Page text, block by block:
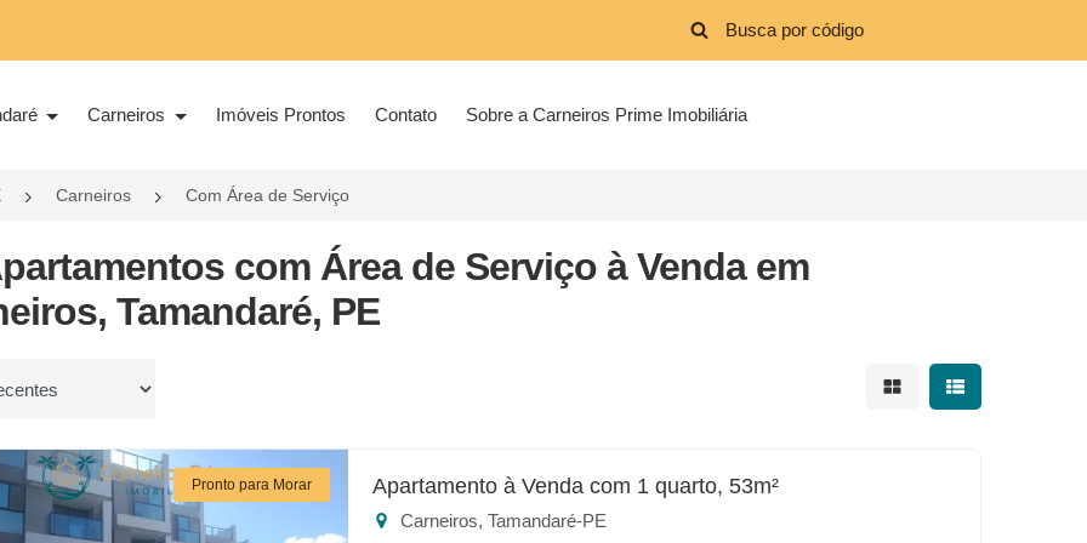
Carneiros Imóveis Prontos Contato Sobre a Carneiros Prime Imobiliária
Carneiros Com Área de Serviço
com Área de Serviço à Venda em
Tamandaré, PE
Mostrar resultados em
Mostrar
Pronto para Morar Apartamento à Venda com 1 quarto, 53m²
Carneiros, Tamandaré-PE